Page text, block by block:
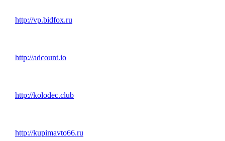
http://vp.bidfox.ru
http://adcount.io
http://kolodec.club
http://kupimavto66.ru